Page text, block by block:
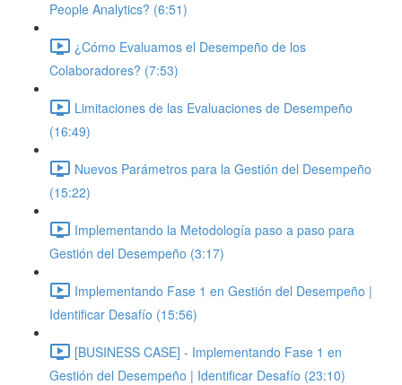
People Analytics? (6:51)
¿Cómo Evaluamos el Desempeño de los
Colaboradores? (7:53)
Limitaciones de las Evaluaciones de Desempeño
(16:49)
Nuevos Parámetros para la Gestión del Desempeño
(15:22)
Implementando la Metodología paso a paso para
Gestión del Desempeño (3:17)
Implementando Fase 1 en Gestión del Desempeño |
Identificar Desafío (15:56)
[BUSINESS CASE] - Implementando Fase 1 en
Gestión del Desempeño | Identificar Desafío (23:10)